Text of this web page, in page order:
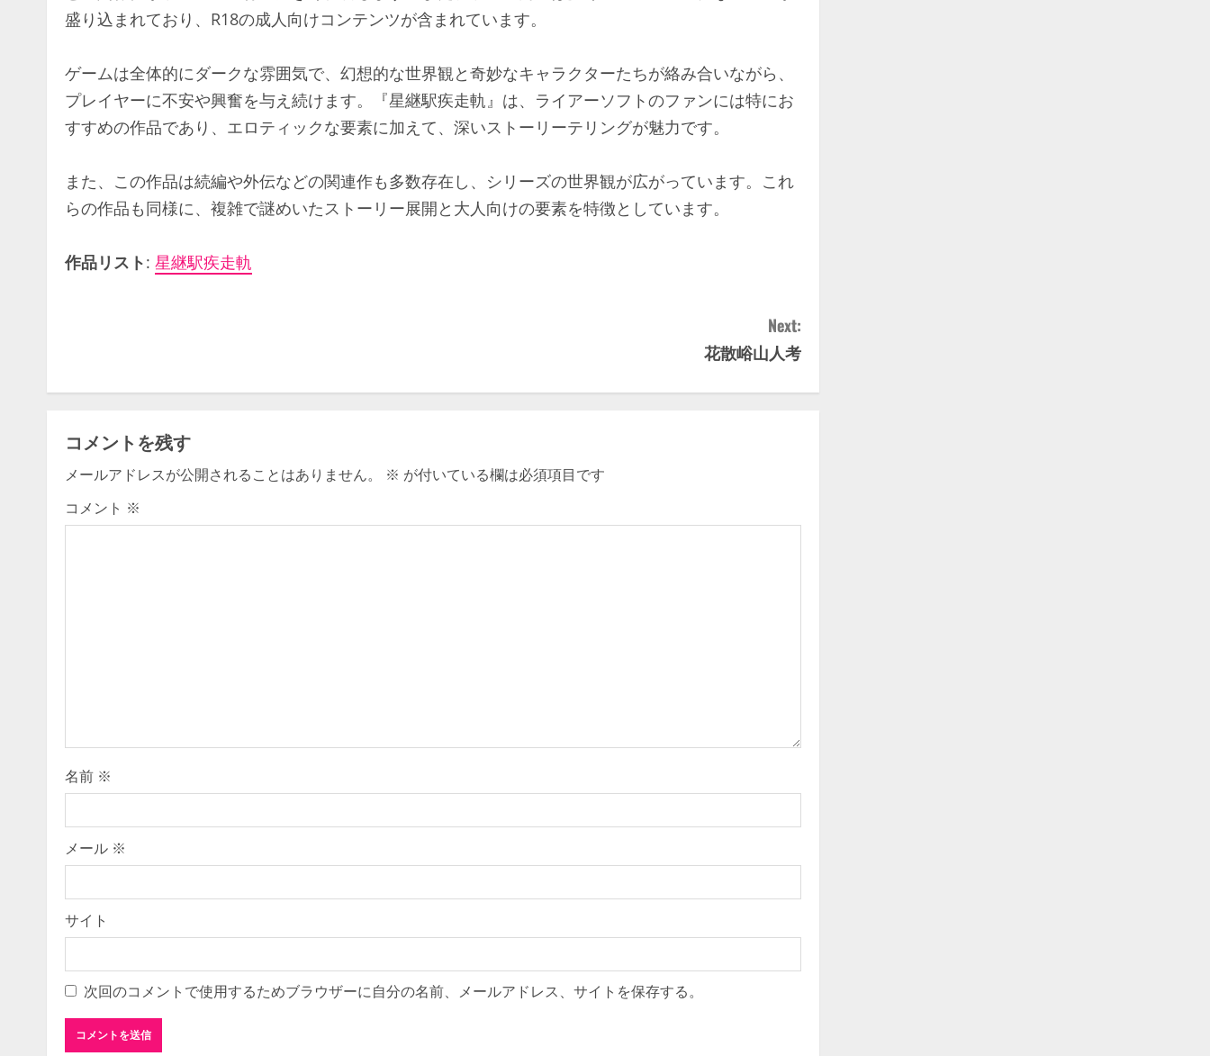
盛り込まれており、R18の成人向けコンテンツが含まれています。
ゲームは全体的にダークな雰囲気で、幻想的な世界観と奇妙なキャラクターたちが絡み合いながら、
プレイヤーに不安や興奮を与え続けます。『星継駅疾走軌』は、ライアーソフトのファンには特にお
すすめの作品であり、エロティックな要素に加えて、深いストーリーテリングが魅力です。
また、この作品は続編や外伝などの関連作も多数存在し、シリーズの世界観が広がっています。これ
らの作品も同様に、複雑で謎めいたストーリー展開と大人向けの要素を特徴としています。
作品リスト: 星継駅疾走軌
n
t
i
n
d
i
n
g
Next:
花散峪山人考
コメントを残す
メールアドレスが公開されることはありません。 ※ が付いている欄は必須項目です
コメント ※
名前 ※
メール ※
サイト
次回のコメントで使用するためブラウザーに自分の名前、メールアドレス、サイトを保存する。